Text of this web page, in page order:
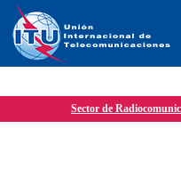
Sector de